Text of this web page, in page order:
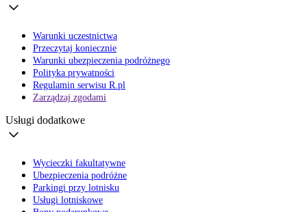
Warunki uczestnictwa
Przeczytaj koniecznie
Warunki ubezpieczenia podróżnego
Polityka prywatności
Regulamin serwisu R.pl
Zarządzaj zgodami
Usługi dodatkowe
Wycieczki fakultatywne
Ubezpieczenia podróżne
Parkingi przy lotnisku
Usługi lotniskowe